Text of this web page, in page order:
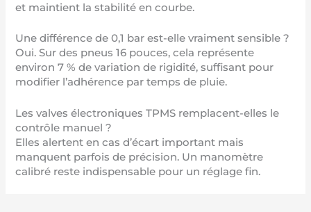
et maintient la stabilité en courbe.
Une différence de 0,1 bar est-elle vraiment sensible ?
Oui. Sur des pneus 16 pouces, cela représente
environ 7 % de variation de rigidité, suffisant pour
modifier l’adhérence par temps de pluie.
Les valves électroniques TPMS remplacent-elles le
contrôle manuel ?
Elles alertent en cas d’écart important mais
manquent parfois de précision. Un manomètre
calibré reste indispensable pour un réglage fin.